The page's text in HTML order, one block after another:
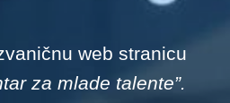
web stranicu
za mlade talente”.